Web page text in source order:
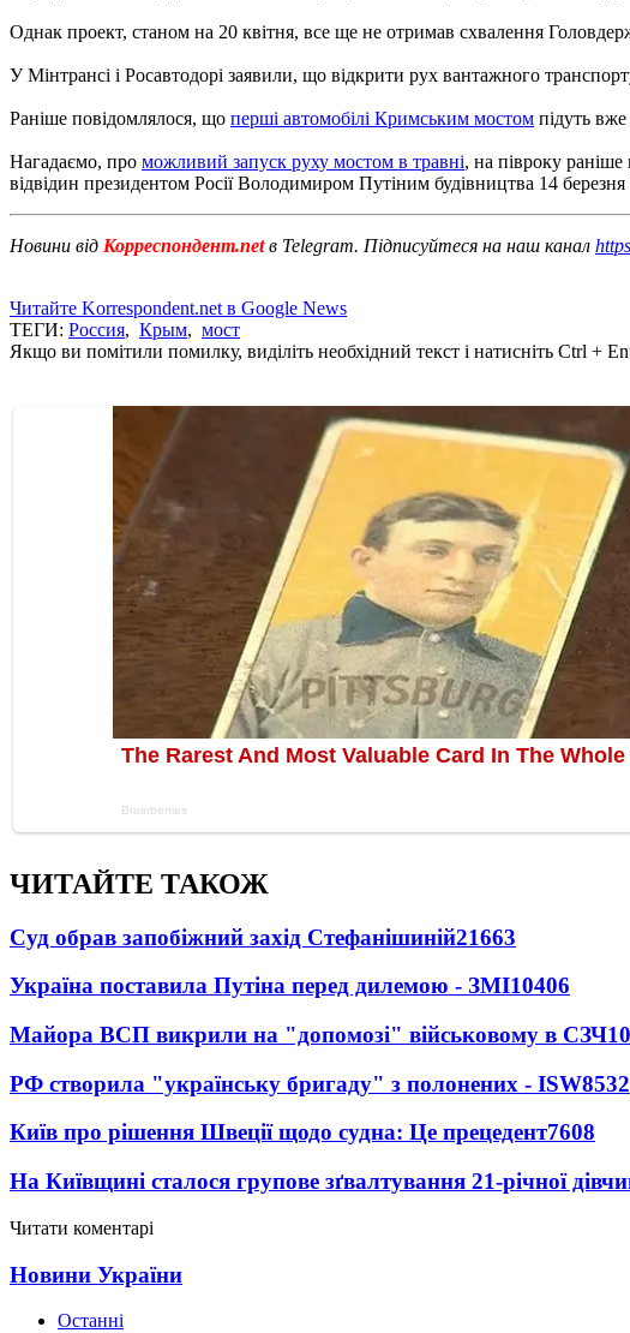
Однак проект, станом на 20 квітня, все ще не отримав схвалення
У Мінтрансі і Росавтодорі заявили, що відкрити рух вантажного
Раніше повідомлялося, що перші автомобілі Кримським мостом підуть вже
Нагадаємо, про можливий запуск руху мостом в травні, на півроку раніше
відвідин президентом Росії Володимиром Путіним будівництва 14 березня
Новини від Корреспондент.netв Telegram. Підписуйтеся на наш канал
Читайте Korrespondent.net в Google News
ТЕГИ: Россия, Крым, мост
Якщо ви помітили помилку, виділіть необхідний текст і натисніть Ctrl +
ЧИТАЙТЕ ТАКОЖ
Суд обрав запобіжний захід Стефанішиній21663
Україна поставила Путіна перед дилемою - ЗМІ10406
Майора ВСП викрили на "допомозі" військовому в СЗЧ
РФ створила "українську бригаду" з полонених - ISW8532
Київ про рішення Швеції щодо судна: Це прецедент7608
На Київщині сталося групове зґвалтування 21-річної
Читати коментарі
Новини України
Останні